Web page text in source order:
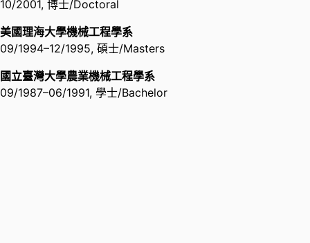
學術卓越獎勵
國立清華大學,2019
程系(生物機電工程學系)
顧問,財團法人工業技術研究院能源
與資源研究所
教育部中北區K-12奈米科技
教育中心
10/2001, 博士/Doctoral
美國理海大學機械工程學系
09/1994–12/1995, 碩士/Masters
國立臺灣大學農業機械工程學系
09/1987–06/1991, 學士/Bachelor